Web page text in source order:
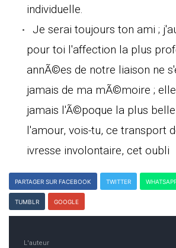
individuelle.
Je serai toujours ton ami ;
pour toi l'affection la plus
annÃ©es de notre liaison ne
jamais de ma mÃ©moire ;
jamais l'Ã©poque la plus
l'amour, vois-tu, ce transport
ivresse involontaire, cet oubli
PARTAGER SUR FACEBOOK TWITTER
TUMBLR GOOGLE
L'auteur